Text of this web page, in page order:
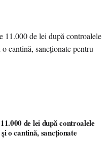
de lei după controalele
o cantină, sancționate